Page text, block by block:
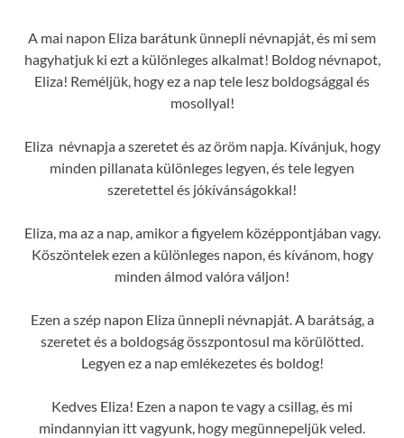
A mai napon Eliza barátunk ünnepli névnapját, és mi sem
hagyhatjuk ki ezt a különleges alkalmat! Boldog névnapot,
Eliza! Reméljük, hogy ez a nap tele lesz boldogsággal és
mosollyal!
Eliza névnapja a szeretet és az öröm napja. Kívánjuk, hogy
minden pillanata különleges legyen, és tele legyen
szeretettel és jókívánságokkal!
Eliza, ma az a nap, amikor a figyelem középpontjában vagy.
Köszöntelek ezen a különleges napon, és kívánom, hogy
minden álmod valóra váljon!
Ezen a szép napon Eliza ünnepli névnapját. A barátság, a
szeretet és a boldogság összpontosul ma körülötted.
Legyen ez a nap emlékezetes és boldog!
Kedves Eliza! Ezen a napon te vagy a csillag, és mi
mindannyian itt vagyunk, hogy megünnepeljük veled.